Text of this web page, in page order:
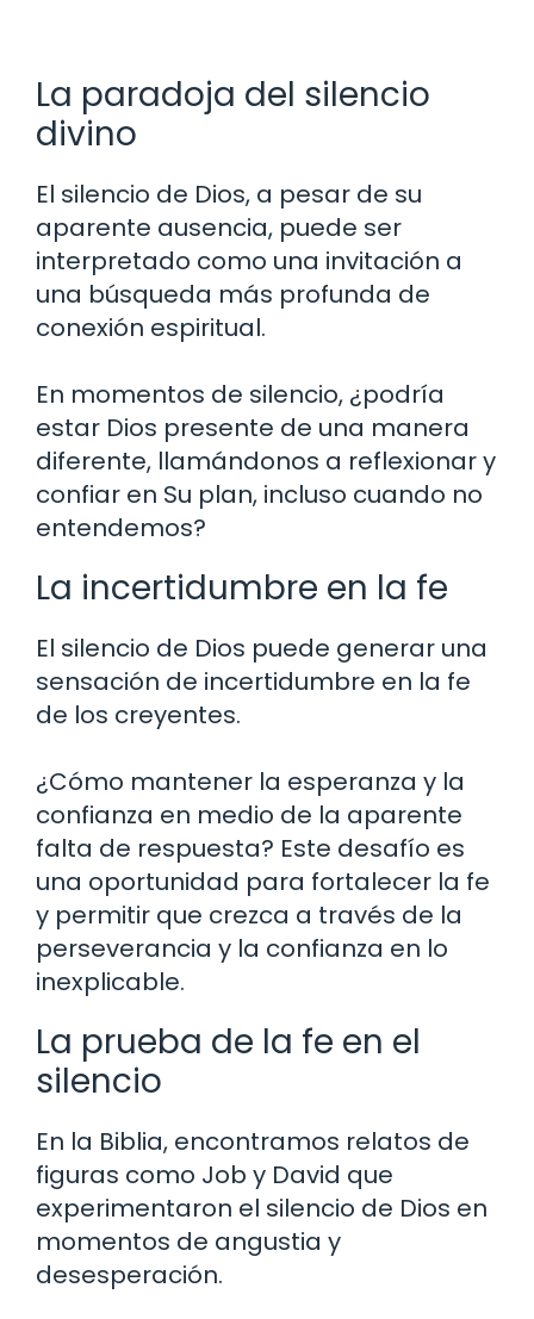
La paradoja del silencio
divino
El silencio de Dios, a pesar de su
aparente ausencia, puede ser
interpretado como una invitación a
una búsqueda más profunda de
conexión espiritual.
En momentos de silencio, ¿podría
estar Dios presente de una manera
diferente, llamándonos a reflexionar y
confiar en Su plan, incluso cuando no
entendemos?
La incertidumbre en la fe
El silencio de Dios puede generar una
sensación de incertidumbre en la fe
de los creyentes.
¿Cómo mantener la esperanza y la
confianza en medio de la aparente
falta de respuesta? Este desafío es
una oportunidad para fortalecer la fe
y permitir que crezca a través de la
perseverancia y la confianza en lo
inexplicable.
La prueba de la fe en el
silencio
En la Biblia, encontramos relatos de
figuras como Job y David que
experimentaron el silencio de Dios en
momentos de angustia y
desesperación.